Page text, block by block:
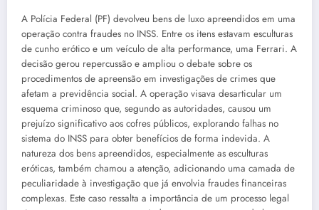
A Polícia Federal (PF) devolveu bens de luxo apreendidos em uma
operação contra fraudes no INSS. Entre os itens estavam esculturas
de cunho erótico e um veículo de alta performance, uma Ferrari. A
decisão gerou repercussão e ampliou o debate sobre os
procedimentos de apreensão em investigações de crimes que
afetam a previdência social. A operação visava desarticular um
esquema criminoso que, segundo as autoridades, causou um
prejuízo significativo aos cofres públicos, explorando falhas no
sistema do INSS para obter benefícios de forma indevida. A
natureza dos bens apreendidos, especialmente as esculturas
eróticas, também chamou a atenção, adicionando uma camada de
peculiaridade à investigação que já envolvia fraudes financeiras
complexas. Este caso ressalta a importância de um processo legal